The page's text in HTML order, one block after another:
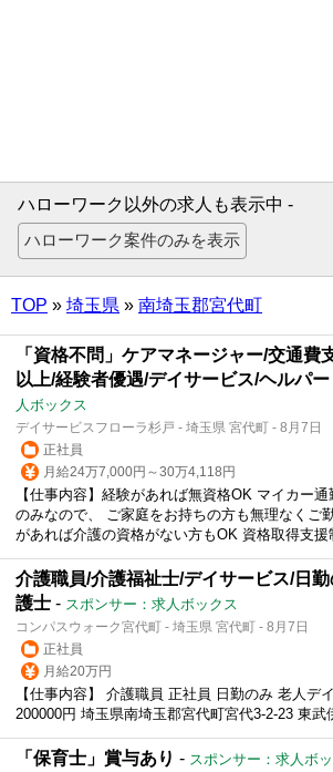
ハローワーク以外の求人も表示中 -
TOP » 埼玉県 » 南埼玉郡宮代町
「資格不問」ケアマネージャー/交通費
以上/経験者優遇/デイサービス/ヘルパー
人ボックス
デイサービスフローラ杉戸 - 埼玉県 宮代町 - 8月7日
正社員
月給24万7,000円～30万4,118円
【仕事内容】経験があれば無資格OK マイカー
のみなので、 ご家庭をお持ちの方も無理なくご
があれば介護の資格がない方もOK 資格取得支援
介護職員/介護福祉士/デイサービス/日
護士 - スポンサー：求人ボックス
コンパスウォーク宮代町 - 埼玉県 宮代町 - 8月7日
正社員
月給20万円
【仕事内容】 介護職員 正社員 日勤のみ 老人デ
200000円 埼玉県南埼玉郡宮代町宮代3-2-23 東武
「保育士」賞与あり - スポンサー：求人ボ